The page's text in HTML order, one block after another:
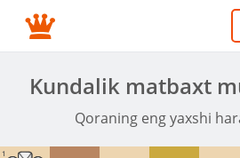
Kundalik matbaxt
Qoraning eng yaxshi
1